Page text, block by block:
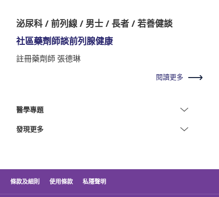
泌尿科 / 前列線 / 男士 / 長者 / 若善健談
社區藥劑師談前列腺健康
註冊藥劑師 張德琳
閱讀更多
醫學專題
發現更多
條款及細則 使用條款 私隱聲明